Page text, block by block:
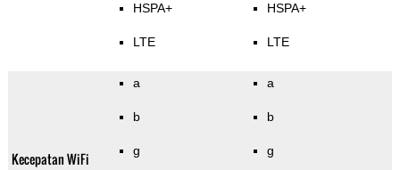
HSPA+
LTE
HSPA+
LTE
Kecepatan WiFi
a
b
g
a
b
g